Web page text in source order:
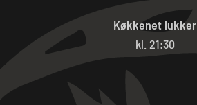
Køkkenet lukker
kl. 21:30